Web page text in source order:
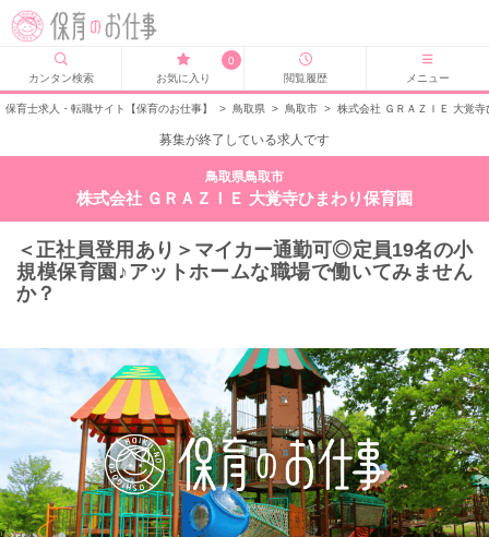
カンタン検索
0
お気に入り
閲覧履歴 メニュー
保育士求人・転職サイト【保育のお仕事】 > 鳥取県 > 鳥取市 > 株式会社 ＧＲＡＺＩＥ 大覚
募集が終了している求人です
鳥取県鳥取市
株式会社 ＧＲＡＺＩＥ 大覚寺ひまわり保育園
＜正社員登用あり＞マイカー通勤可◎定員19名の小
規模保育園♪アットホームな職場で働いてみません
か？